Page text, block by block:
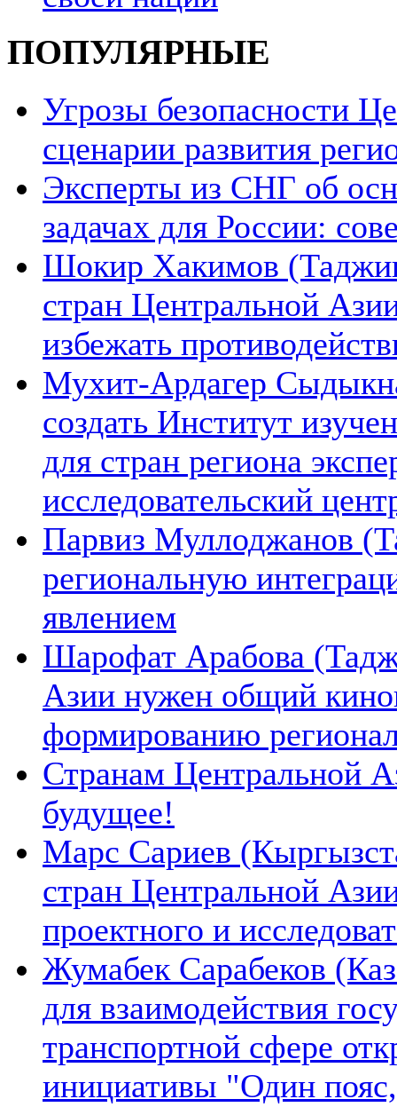
ПОПУЛЯРНЫЕ
Угрозы безопасности
сценарии развития
Эксперты из СНГ об
задачах для России:
Шокир Хакимов
стран Центральной
избежать
Мухит-Ардагер
создать Институт
для стран региона
исследовательский
Парвиз Муллоджанов
региональную
явлением
Шарофат Арабова
Азии нужен общий
формированию
Странам Центральной
будущее!
Марс Сариев
стран Центральной
проектного и
Жумабек Сарабеков
для взаимодействия
транспортной сфере
инициативы "Один